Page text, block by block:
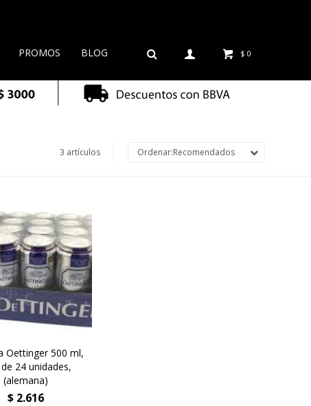
PROMOS BLOG $ 0
3 artículos Recomendados
Oettinger 500 ml,
24 unidades,
(alemana)
$ 2.616